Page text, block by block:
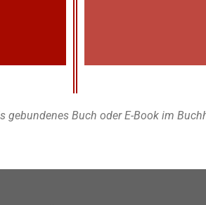
gebundenes Buch oder E-Book im